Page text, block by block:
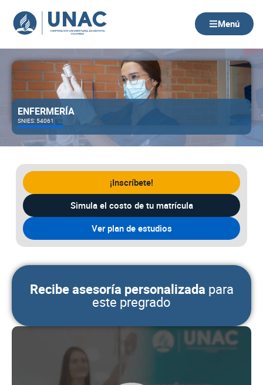
contenido
Menú
ENFERMERÍA
SNIES: 54061
Simula el costo de tu matrícula
Ver plan de estudios
¡Inscríbete!
Recibe asesoría personalizada para
este pregrado